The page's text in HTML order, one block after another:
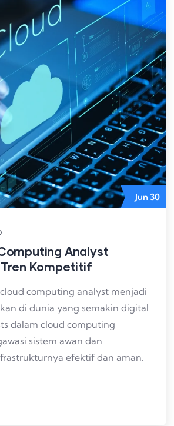
Jun30
Analyst
Kompetitif
computing analyst menjadi
di dunia yang semakin digital
dalam cloud computing
sistem awan dan
efektif dan aman.